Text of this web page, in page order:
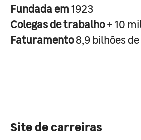
Fundada em1923
Colegas de trabalho+ 10
Faturamento8,9 bilhões
Site de carreiras